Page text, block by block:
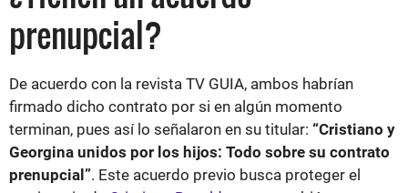
prenupcial?
De acuerdo con la revista TV GUIA, ambos habrían
firmado dicho contrato por si en algún momento
terminan, pues así lo señalaron en su titular: “Cristiano y
Georgina unidos por los hijos: Todo sobre su contrato
prenupcial”. Este acuerdo previo busca proteger el